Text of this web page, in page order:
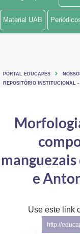
Ministério de Minas e Energia
Ministério do Turismo
Controladoria-Geral da União
Ministério da Mulher, da
Gabinete de Segurança
Material UAB
PORTAL EDUCAPES
REPOSITÓRIO INSTITUCIONAL
e
Use este link
http://